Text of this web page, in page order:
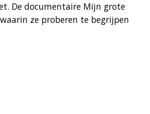
De documentaire Mijn grote
ze proberen te begrijpen